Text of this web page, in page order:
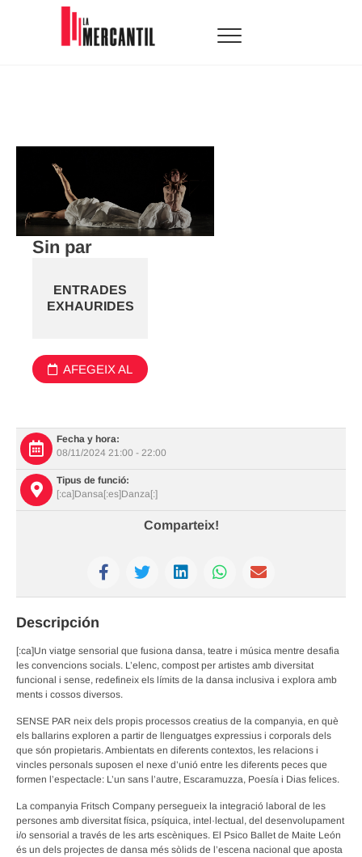
Sin par
ENTRADES
EXHAURIDES
AFEGEIX AL
Fecha y hora:
08/11/2024 21:00 - 22:00
Tipus de funció:
[:ca]Dansa[:es]Danza[:]
Comparteix!
Descripción
[:ca]Un viatge sensorial que fusiona dansa, teatre i música mentre desafia
les convencions socials. L’elenc, compost per artistes amb diversitat
funcional i sense, redefineix els límits de la dansa inclusiva i explora amb
ments i cossos diversos.
SENSE PAR neix dels propis processos creatius de la companyia, en què
els ballarins exploren a partir de llenguatges expressius i corporals dels
que són propietaris. Ambientats en diferents contextos, les relacions i
vincles personals suposen el nexe d’unió entre les diferents peces que
formen l’espectacle: L’un sans l’autre, Escaramuzza, Poesía i Dias felices.
La companyia Fritsch Company persegueix la integració laboral de les
persones amb diversitat física, psíquica, intel·lectual, del desenvolupament
i/o sensorial a través de les arts escèniques. El Psico Ballet de Maite León
és un dels projectes de dansa més sòlids de l’escena nacional que aposta